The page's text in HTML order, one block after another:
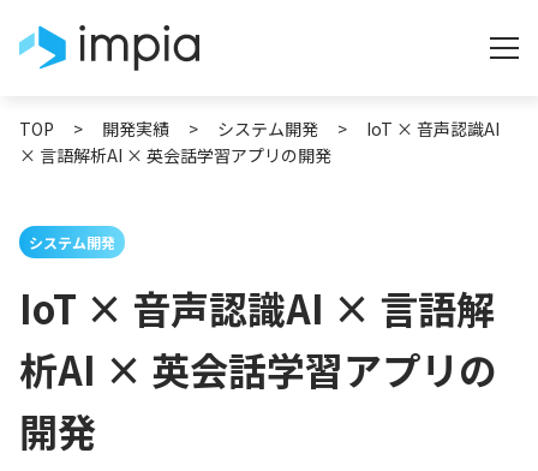
TOP > 開発実績 > システム開発 >
IoT × 音声認識AI
× 言語解析AI × 英会話学習アプリの開発
システム開発
IoT × 音声認識AI × 言語解
析AI × 英会話学習アプリの
開発